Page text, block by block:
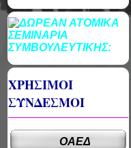
ΧΡΗΣΙΜΟΙ
ΣΥΝΔΕΣΜΟΙ
ΟΑΕΔ